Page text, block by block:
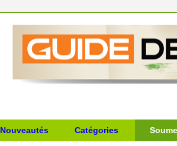
Nouveautés Catégories